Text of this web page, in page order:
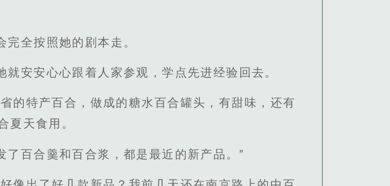
全按照她的剧本走。
安安心心跟着人家参观，学点先进经验回去。
的特产百合，做成的糖水百合罐头，有甜味，还有
夏天食用。
了百合羹和百合浆，都是最近的新产品。”